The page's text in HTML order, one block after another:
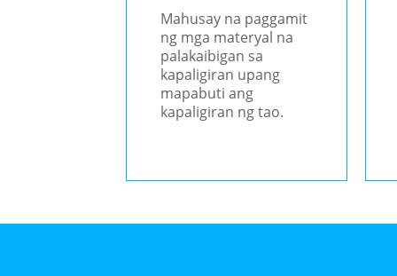
Mahusay na paggamit
ng mga materyal na
palakaibigan sa
kapaligiran upang
mapabuti ang
kapaligiran ng tao.